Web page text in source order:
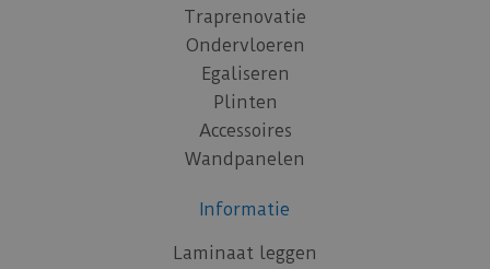
Traprenovatie
Ondervloeren
Egaliseren
Plinten
Accessoires
Wandpanelen
Informatie
Laminaat leggen